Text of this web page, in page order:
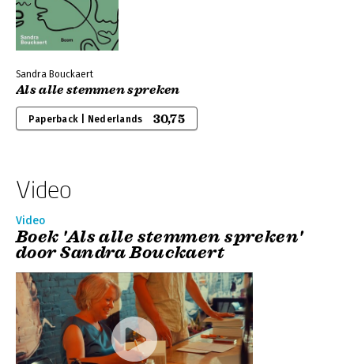
Sandra Bouckaert
Als alle stemmen spreken
Paperback | Nederlands 30,75
Video
Video
Boek 'Als alle stemmen spreken'
door Sandra Bouckaert